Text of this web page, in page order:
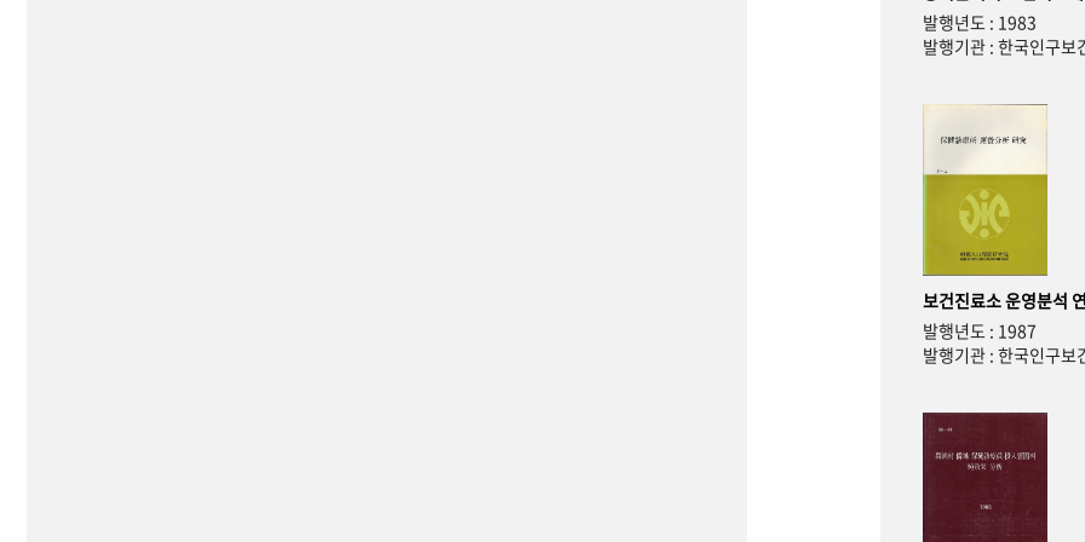
발행년도 : 1983
발행기관 : 한국인구보
보건진료소 운영분석
발행년도 : 1987
발행기관 : 한국인구보